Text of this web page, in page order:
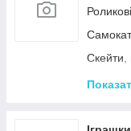
Різні
Скейти,
Каталки